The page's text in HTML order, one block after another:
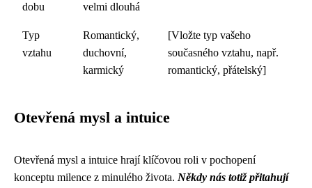
dobu
velmi dlouhá
Typ
vztahu
Romantický,
duchovní,
karmický
[Vložte typ vašeho
současného vztahu, např.
romantický, přátelský]
Otevřená mysl a intuice
Otevřená mysl a intuice hrají klíčovou roli v pochopení
konceptu milence z minulého života. Někdy nás totiž přitahují